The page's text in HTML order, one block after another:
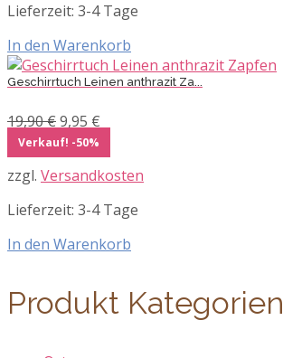
Lieferzeit: 3-4 Tage
In den Warenkorb
Geschirrtuch Leinen anthrazit Za...
19,90€Ursprünglicher
Preis
war:
19,90 €
9,95 €
ist:
9,95 €.
Verkauf! -50%
zzgl. Versandkosten
Lieferzeit: 3-4 Tage
In den Warenkorb
Produkt Kategorien